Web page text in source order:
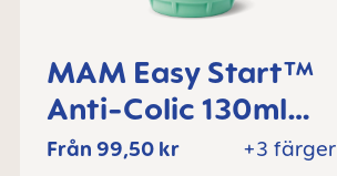
MAM Easy Start™
Anti-Colic 130ml
nappflaska 0++3 färger
Från 99,50 kr